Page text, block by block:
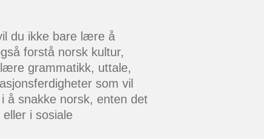
du ikke bare lære å
forstå norsk kultur,
grammatikk, uttale,
som vil
å snakke norsk, enten det
i sosiale